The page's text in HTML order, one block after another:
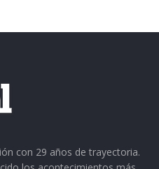
con 29 años de trayectoria.